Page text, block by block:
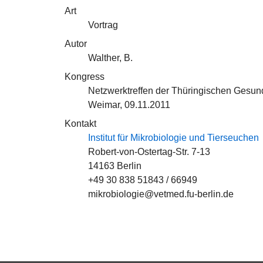
Art
Vortrag
Autor
Walther, B.
Kongress
Netzwerktreffen der Thüringischen
Weimar, 09.11.2011
Kontakt
Institut für Mikrobiologie und Tierseuchen
Robert-von-Ostertag-Str. 7-13
14163 Berlin
+49 30 838 51843 / 66949
mikrobiologie@vetmed.fu-berlin.de